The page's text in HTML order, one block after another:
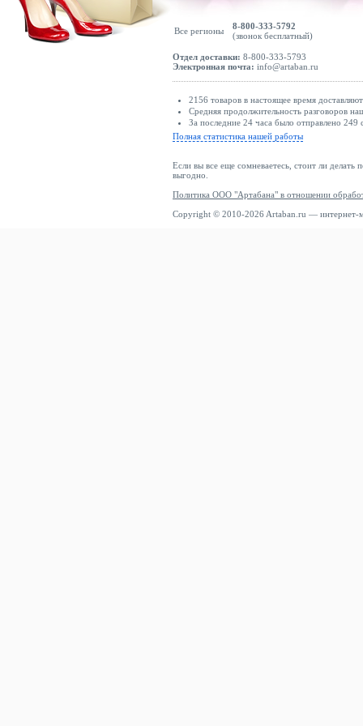
Все регионы
8-800-333-5792
(звонок бесплатный)
Отдел доставки: 8-800-333-5793
Электронная почта: info@artaban.ru
2156 товаров в настоящее время
Средняя продолжительность разговоров
За последние 24 часа было отправлено
Полная статистика нашей работы
Если вы все еще сомневаетесь, стоит ли делать
выгодно.
Политика ООО "Артабана" в отношении
Copyright © 2010-2026 Artaban.ru — интернет-